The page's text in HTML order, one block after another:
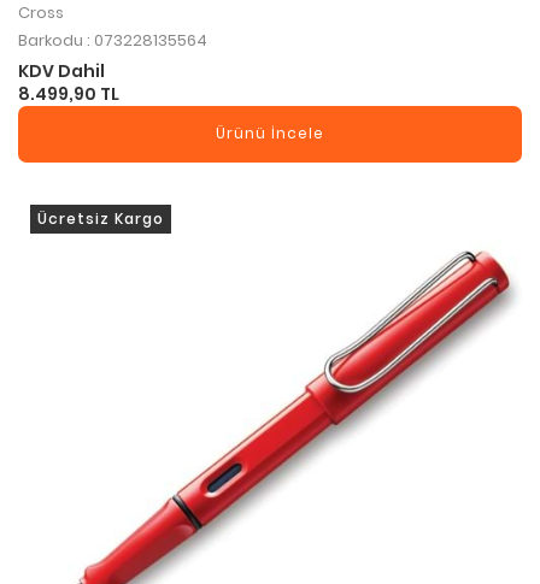
Cross
Barkodu : 073228135564
KDV Dahil
8.499,90 TL
Ürünü İncele
Ücretsiz Kargo